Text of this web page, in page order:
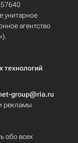
унитарное
агентство
технологий
group@ria.ru
рекламы
обо всех